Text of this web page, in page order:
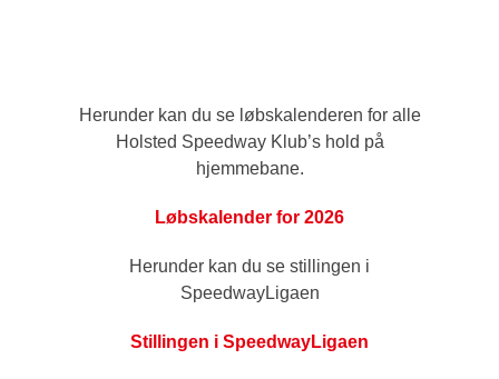
Herunder kan du se løbskalenderen for alle
Holsted Speedway Klub’s hold på
hjemmebane.
Løbskalender for 2026
Herunder kan du se stillingen i
SpeedwayLigaen
Stillingen i SpeedwayLigaen